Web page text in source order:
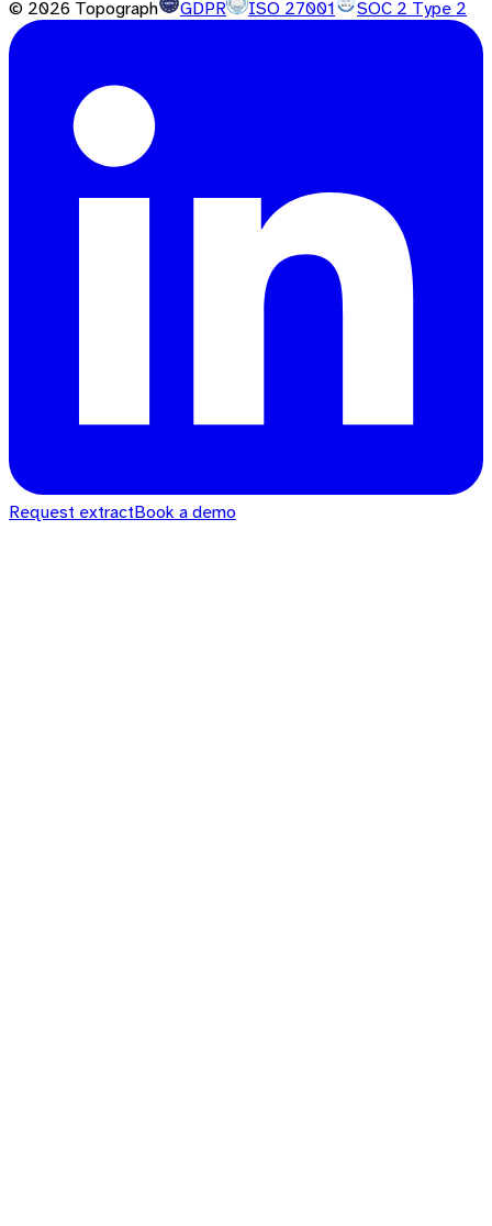
© 2026 Topograph GDPR ISO 27001 SOC 2 Type 2
Request extractBook a demo